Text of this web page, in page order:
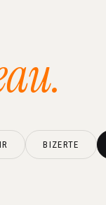
BIZERTE